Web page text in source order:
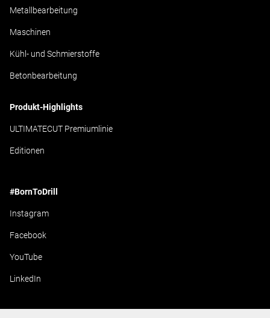
Metallbearbeitung
Maschinen
Kühl- und Schmierstoffe
Betonbearbeitung
Produkt-Highlights
ULTIMATECUT Premiumlinie
Editionen
#BornToDrill
Instagram
Facebook
YouTube
LinkedIn